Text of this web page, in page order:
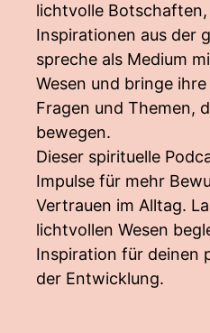
lichtvolle
Inspirationen aus der
spreche als Medium
Wesen und bringe
Fragen und Themen,
bewegen.
Dieser spirituelle
Impulse für mehr
Vertrauen im Alltag.
lichtvollen Wesen
Inspiration für deinen
der Entwicklung.